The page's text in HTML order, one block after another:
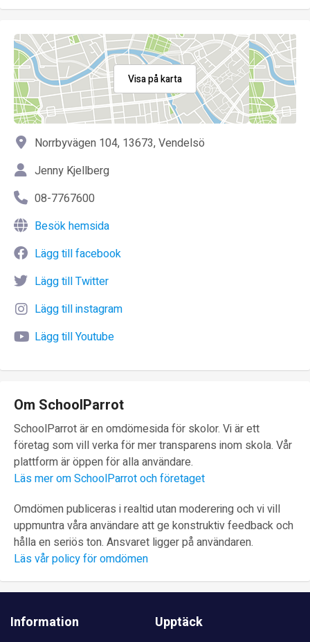
Visa på karta
Norrbyvägen 104, 13673, Vendelsö
Jenny Kjellberg
08-7767600
Besök hemsida
Lägg till facebook
Lägg till Twitter
Lägg till instagram
Lägg till Youtube
Om SchoolParrot
SchoolParrot är en omdömesida för skolor. Vi är ett
företag som vill verka för mer transparens inom skola. Vår
plattform är öppen för alla användare.
Läs mer om SchoolParrot och företaget
Omdömen publiceras i realtid utan moderering och vi vill
uppmuntra våra användare att ge konstruktiv feedback och
hålla en seriös ton. Ansvaret ligger på användaren.
Läs vår policy för omdömen
Information Upptäck